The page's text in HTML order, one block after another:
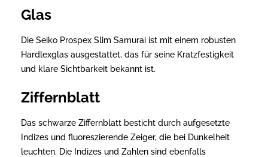
Glas
Die Seiko Prospex Slim Samurai ist mit einem robusten
Hardlexglas ausgestattet, das für seine Kratzfestigkeit
und klare Sichtbarkeit bekannt ist.
Ziffernblatt
Das schwarze Ziffernblatt besticht durch aufgesetzte
Indizes und fluoreszierende Zeiger, die bei Dunkelheit
leuchten. Die Indizes und Zahlen sind ebenfalls